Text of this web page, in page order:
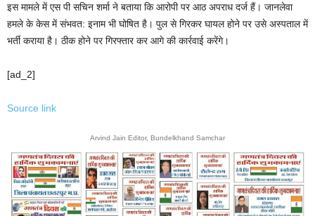
इस मामले में एस पी सचिन शर्मा ने बताया कि आरोपी पर आठ अपराध दर्ज हैं। जानलेवा
हमले के केस में संभवत: इनाम भी घोषित है। पुल से गिरकर घायल होने पर उसे अस्पताल में
भर्ती कराया है। ठीक होने पर गिरफ्तार कर आगे की कार्रवाई करेंगे।
[ad_2]
Source link
Arvind Jain Editor, Bundelkhand Samchar